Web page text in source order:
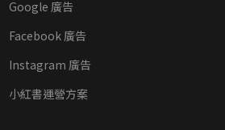
Google 廣告
Facebook 廣告
Instagram 廣告
小紅書運營方案